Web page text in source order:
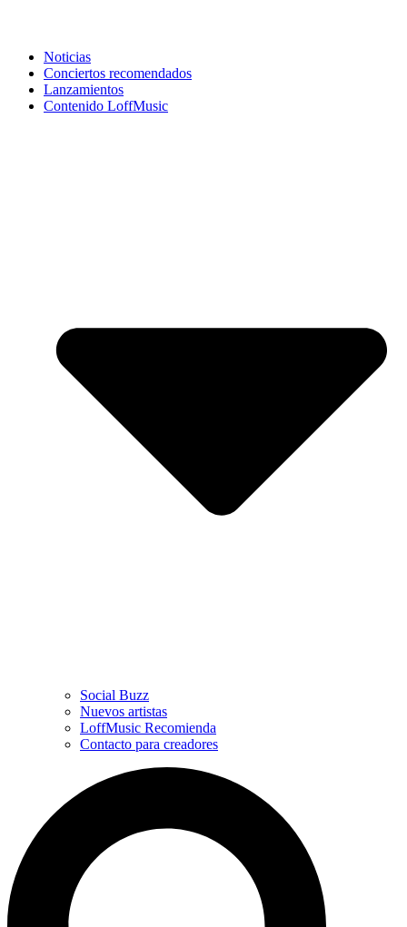
Noticias
Conciertos recomendados
Lanzamientos
Contenido LoffMusic
Social Buzz
Nuevos artistas
LoffMusic Recomienda
Contacto para creadores